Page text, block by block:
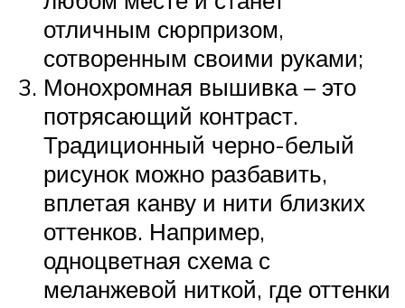
отличным сюрпризом,
сотворенным своими руками;
Монохромная вышивка – это
потрясающий контраст.
Традиционный черно-белый
рисунок можно разбавить,
вплетая канву и нити близких
оттенков. Например,
одноцветная схема с
меланжевой ниткой, где оттенки